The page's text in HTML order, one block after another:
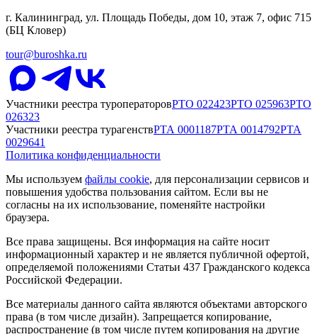
г. Калининград, ул. Площадь Победы, дом 10, этаж 7, офис 715
(БЦ Кловер)
tour@buroshka.ru
Участники реестра туроператоровРТО 022423РТО 025963РТО
026323
Участники реестра турагенствРТА 0001187РТА 0014792РТА
0029641
Политика конфиденциальности
Мы используем файлы cookie, для персонализации сервисов и
повышения удобства пользования сайтом. Если вы не
согласны на их использование, поменяйте настройки
браузера.
Все права защищены. Вся информация на сайте носит
информационный характер и не является публичной офертой,
определяемой положениями Статьи 437 Гражданского кодекса
Российской Федерации.
Все материалы данного сайта являются объектами авторского
права (в том числе дизайн). Запрещается копирование,
распространение (в том числе путем копирования на другие